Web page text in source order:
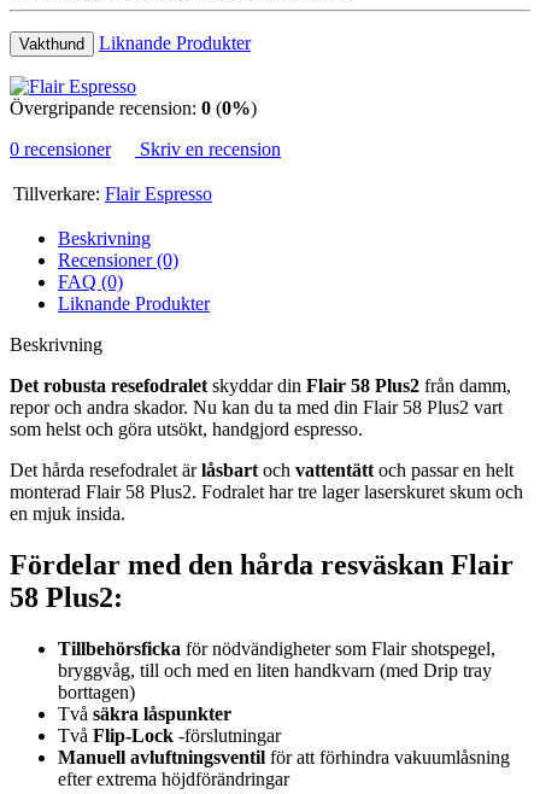
Vakthund Liknande Produkter
Övergripande recension: 0 (0%)
0 recensioner
Skriv en recension
Tillverkare: Flair Espresso
Beskrivning
Recensioner (0)
FAQ (0)
Liknande Produkter
Beskrivning
Det robusta resefodralet skyddar din Flair 58 Plus2 från damm,
repor och andra skador. Nu kan du ta med din Flair 58 Plus2 vart
som helst och göra utsökt, handgjord espresso.
Det hårda resefodralet ärlåsbart och vattentätt och passar en helt
monterad Flair 58 Plus2. Fodralet har tre lager laserskuret skum och
en mjuk insida.
Fördelar med den hårda resväskan Flair
58 Plus2:
Tillbehörsficka för nödvändigheter som Flair shotspegel,
bryggvåg, till och med en liten handkvarn (med Drip tray
borttagen)
Två säkra låspunkter
Två Flip-Lock -förslutningar
Manuell avluftningsventil för att förhindra vakuumlåsning
efter extrema höjdförändringar